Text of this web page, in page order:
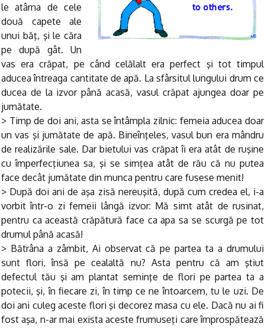
le atârna de cele
două capete ale
unui băţ, şi le căra
pe după gât. Un
vas era crăpat, pe când celălalt era perfect şi tot timpul
aducea întreaga cantitate de apă. La sfârsitul lungului drum ce
ducea de la izvor până acasă, vasul crăpat ajungea doar pe
jumătate.
> Timp de doi ani, asta se întâmpla zilnic: femeia aducea doar
un vas şi jumătate de apă. Bineînţeles, vasul bun era mândru
de realizările sale. Dar bietului vas crăpat îi era atât de ruşine
cu împerfecţiunea sa, şi se simţea atât de rău că nu putea
face decât jumătate din munca pentru care fusese menit!
> După doi ani de aşa zisă nereuşită, după cum credea el, i-a
vorbit într-o zi femeii lângă izvor: Mă simt atât de rusinat,
pentru ca această crăpătură face ca apa sa se scurgă pe tot
drumul până acasă!
> Bătrâna a zâmbit, Ai observat că pe partea ta a drumului
sunt flori, însă pe cealaltă nu? Asta pentru că am ştiut
defectul tău şi am plantat seminţe de flori pe partea ta a
potecii, şi, în fiecare zi, în timp ce ne întoarcem, tu le uzi. De
doi ani culeg aceste flori şi decorez masa cu ele. Dacă nu ai fi
fost aşa, n-ar mai exista aceste frumuseţi care împrospătează